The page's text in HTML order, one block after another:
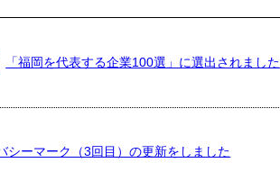
「福岡を代表する企業100選」に選出されました
シーマーク（3回目）の更新をしました